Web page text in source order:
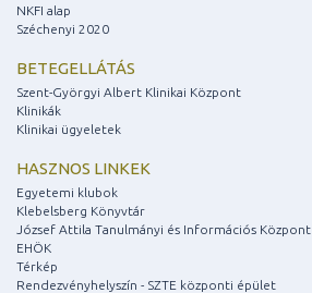
NKFI alap
Széchenyi 2020
BETEGELLÁTÁS
Szent-Györgyi Albert Klinikai Központ
Klinikák
Klinikai ügyeletek
HASZNOS LINKEK
Egyetemi klubok
Klebelsberg Könyvtár
József Attila Tanulmányi és Információs Központ
EHÖK
Térkép
Rendezvényhelyszín - SZTE központi épület